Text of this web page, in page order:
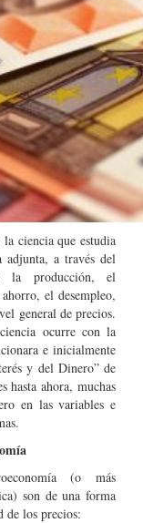
ciencia que estudia
adjunta, a través del
la producción, el
el desempleo,
general de precios.
ocurre con la
e inicialmente
y del Dinero” de
hasta ahora, muchas
en las variables e
(o más
son de una forma
de los precios: